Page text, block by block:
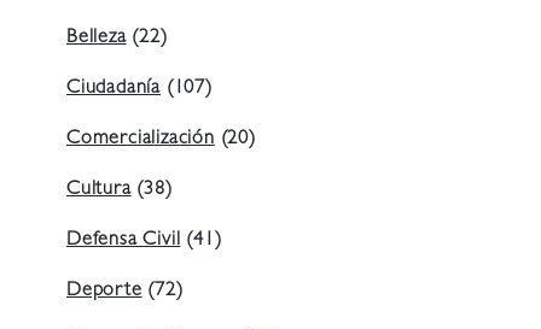
Belleza(22)
Ciudadanía (107)
Comercialización(20)
Cultura(38)
Defensa Civil(41)
Deporte(72)